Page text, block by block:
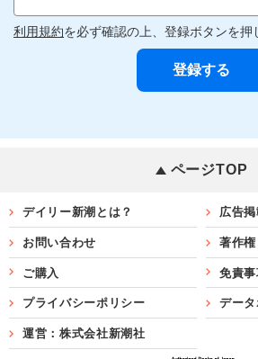
利用規約を必ず確認の上、登録ボタンを押
ページTOP
デイリー新潮とは？ 広告
お問い合わせ 著作
ご購入 免責事
プライバシーポリシー デー
運営：株式会社新潮社